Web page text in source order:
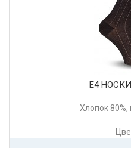
Е4
Хлопок